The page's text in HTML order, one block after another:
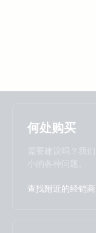
中國人
Change
Čeština
Español
Stay up
何处购买
需要建议吗？我
小的各种问题。
查找附近的经销商